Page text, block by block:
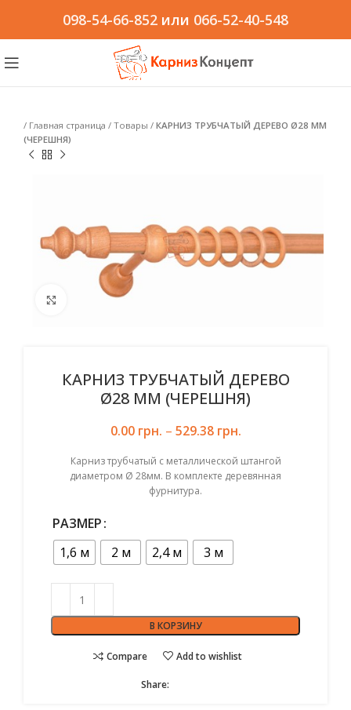
098-54-66-852 или 066-52-40-548
/ Главная страница / Товары / КАРНИЗ ТРУБЧАТЫЙ ДЕРЕВО Ø28 ММ
(ЧЕРЕШНЯ)
Click to enlarge
КАРНИЗ ТРУБЧАТЫЙ ДЕРЕВО
Ø28 ММ (ЧЕРЕШНЯ)
0.00 грн. – 529.38 грн.
Карниз трубчатый с металлической штангой
диаметром Ø 28мм. В комплекте деревянная
фурнитура.
РАЗМЕР
1,6 м
2 м 2,4 м 3 м
В КОРЗИНУ
Compare Add to wishlist
Share: